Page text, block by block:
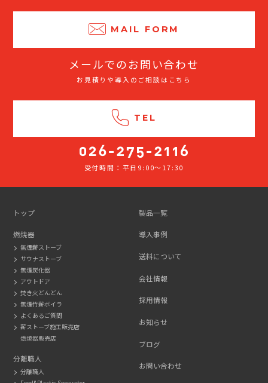
MAIL FORM
メールでのお問い合わせ
お見積りや導入のご相談はこちら
TEL
受付時間：平日9:00～17:30
トップ
燃焼器
無煙薪ストーブ
サウナストーブ
無煙炭化器
アウトドア
焚き火どんどん
無煙竹薪ボイラ
よくあるご質問
薪ストーブ施工販売店
燃焼器販売店
分離職人
分離職人
製品一覧
導入事例
送料について
会社情報
採用情報
お知らせ
ブログ
お問い合わせ